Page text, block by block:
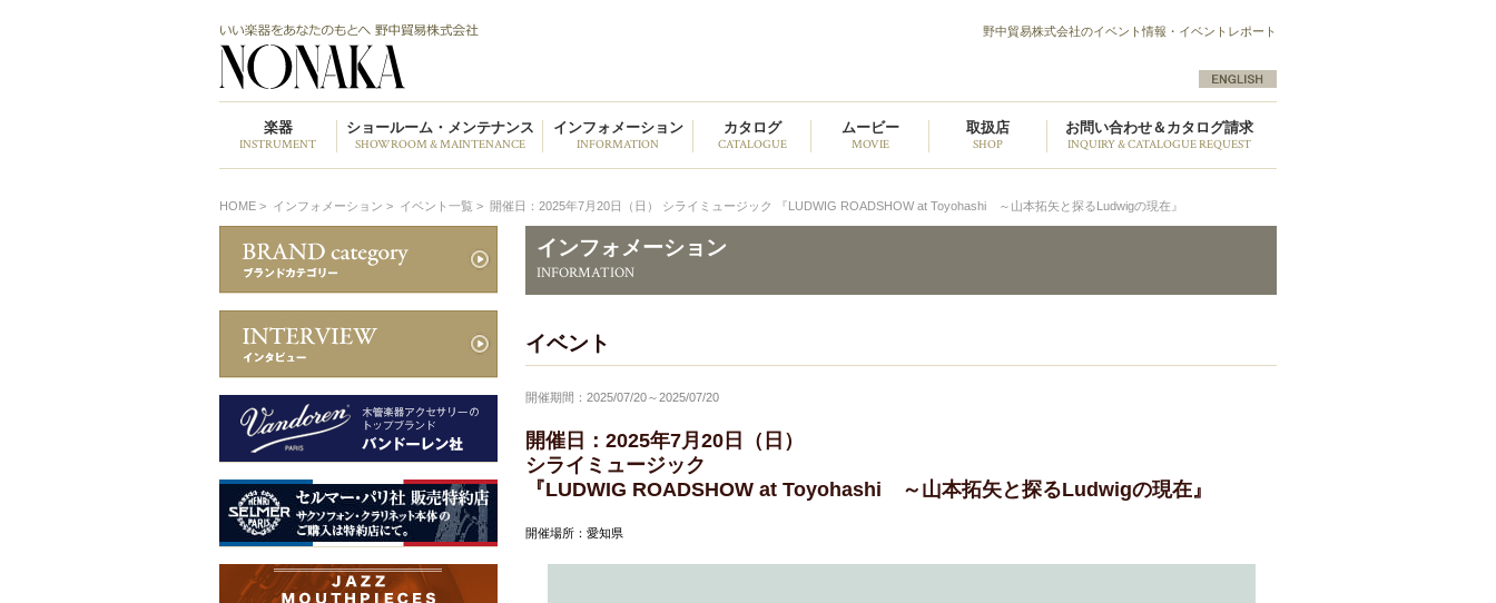
野中貿易株式会社のイベント情報・イベントレポート
楽器
INSTRUMENT
ショールーム・メンテナンス
SHOWROOM & MAINTENANCE
インフォメーション
INFORMATION
カタログ
CATALOGUE
ムービー
MOVIE
取扱店
SHOP
お問い合わせ＆カタログ請求
INQUIRY & CATALOGUE REQUEST
HOME > インフォメーション > イベント一覧 > 開催日：2025年7月20日（日） シライミュージック 『LUDWIG ROADSHOW at Toyohashi ～山本拓矢と探るLudwigの現在』
インフォメーション
INFORMATION
イベント
開催期間：2025/07/20～2025/07/20
開催日：2025年7月20日（日）
シライミュージック
『LUDWIG ROADSHOW at Toyohashi ～山本拓矢と探るLudwigの現在』
開催場所：愛知県